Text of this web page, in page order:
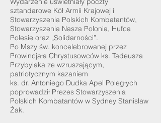
sztandarowe Kół Armii Krajowej i
Stowarzyszenia Polskich Kombatantów,
Stowarzyszenia Nasza Polonia, Hufca
Polesie oraz „Solidarności”.
Po Mszy św. koncelebrowanej przez
Prowincjała Chrystusowców ks. Tadeusza
Przybylaka ze wzruszającym,
patriotycznym kazaniem
ks. dr. Antoniego Dudka Apel Poległych
poprowadził Prezes Stowarzyszenia
Polskich Kombatantów w Sydney Stanisław
Żak.